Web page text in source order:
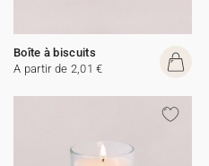
Boîte à biscuits
A partir de 2,01 €